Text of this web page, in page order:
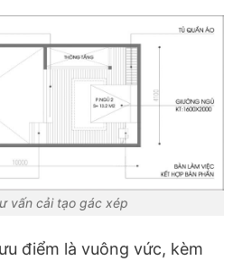
vấn cải tạo gác xép
điểm là vuông vức, kèm